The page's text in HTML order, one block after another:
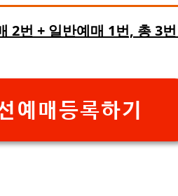
2번 + 일반예매 1번, 총 3
예매등록하기